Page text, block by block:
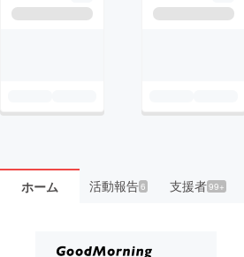
ホーム 活動報告6 支援者99+